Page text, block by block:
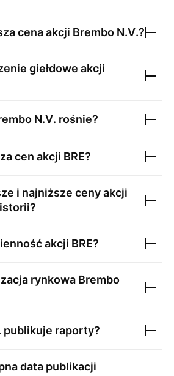
cena akcji Brembo N.V.?
giełdowe akcji
N.V. rośnie?
cen akcji BRE?
i najniższe ceny akcji
akcji BRE?
rynkowa Brembo
publikuje raporty?
data publikacji